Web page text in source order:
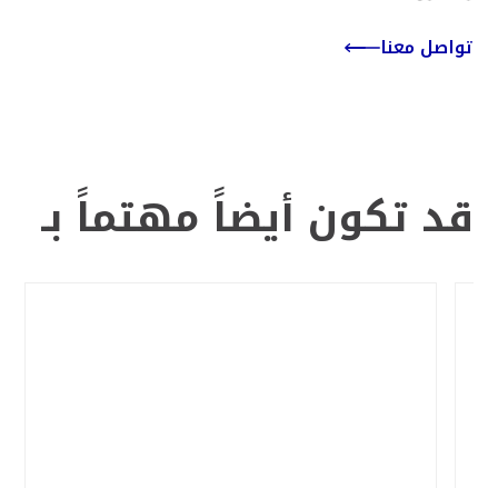
تواصل معنا
قد تكون أيضاََ مهتماََ بـ